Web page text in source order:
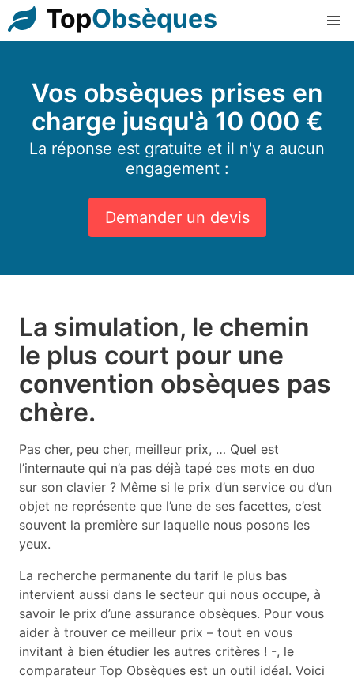
TopObsèques
Vos obsèques prises en
charge jusqu'à 10 000 €
La réponse est gratuite et il n'y a aucun
engagement :
Demander un devis
La simulation, le chemin
le plus court pour une
convention obsèques pas
chère.
Pas cher, peu cher, meilleur prix, … Quel est
l’internaute qui n’a pas déjà tapé ces mots en duo
sur son clavier ? Même si le prix d’un service ou d’un
objet ne représente que l’une de ses facettes, c’est
souvent la première sur laquelle nous posons les
yeux.
La recherche permanente du tarif le plus bas
intervient aussi dans le secteur qui nous occupe, à
savoir le prix d’une assurance obsèques. Pour vous
aider à trouver ce meilleur prix – tout en vous
invitant à bien étudier les autres critères ! -, le
comparateur Top Obsèques est un outil idéal. Voici